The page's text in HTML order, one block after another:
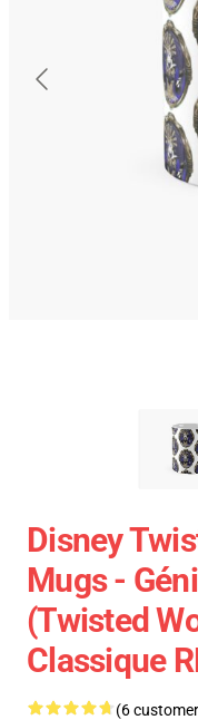
Disney
Mugs -
(Twisted
Classique
(6